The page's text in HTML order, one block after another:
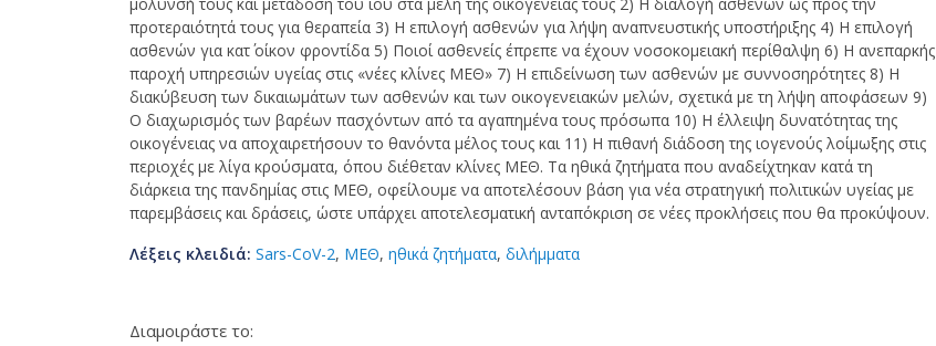
προτεραιότητά τους για θεραπεία 3) Η επιλογή ασθενών για λήψη αναπνευστικής υποστήριξης 4) Η επιλογή
ασθενών για κατ΄ οίκον φροντίδα 5) Ποιοί ασθενείς έπρεπε να έχουν νοσοκομειακή περίθαλψη 6) Η ανεπαρκής
παροχή υπηρεσιών υγείας στις «νέες κλίνες ΜΕΘ» 7) Η επιδείνωση των ασθενών με συννοσηρότητες 8) Η
διακύβευση των δικαιωμάτων των ασθενών και των οικογενειακών μελών, σχετικά με τη λήψη αποφάσεων 9)
Ο διαχωρισμός των βαρέων πασχόντων από τα αγαπημένα τους πρόσωπα 10) Η έλλειψη δυνατότητας της
οικογένειας να αποχαιρετήσουν το θανόντα μέλος τους και 11) Η πιθανή διάδοση της ιογενούς λοίμωξης στις
περιοχές με λίγα κρούσματα, όπου διέθεταν κλίνες ΜΕΘ. Τα ηθικά ζητήματα που αναδείχτηκαν κατά τη
διάρκεια της πανδημίας στις ΜΕΘ, οφείλουμε να αποτελέσουν βάση για νέα στρατηγική πολιτικών υγείας με
παρεμβάσεις και δράσεις, ώστε υπάρχει αποτελεσματική ανταπόκριση σε νέες προκλήσεις που θα προκύψουν.
Λέξεις κλειδιά: Sars-CoV-2, ΜΕΘ, ηθικά ζητήματα, διλήμματα
Διαμοιράστε το: